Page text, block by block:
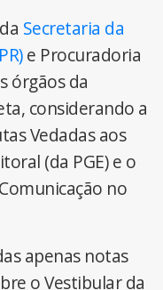
Secretaria da
e Procuradoria
órgãos da
considerando a
Vedadas aos
(da PGE) e o
no
apenas notas
o Vestibular da